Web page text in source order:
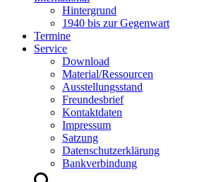
Hintergrund
1940 bis zur Gegenwart
Termine
Service
Download
Material/Ressourcen
Ausstellungsstand
Freundesbrief
Kontaktdaten
Impressum
Satzung
Datenschutzerklärung
Bankverbindung